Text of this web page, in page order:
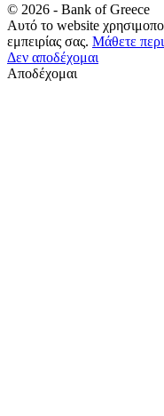
© 2026 - Bank of Greece
Αυτό το website
εμπειρίας σας. Μάθετε
Δεν αποδέχομαι
Αποδέχομαι